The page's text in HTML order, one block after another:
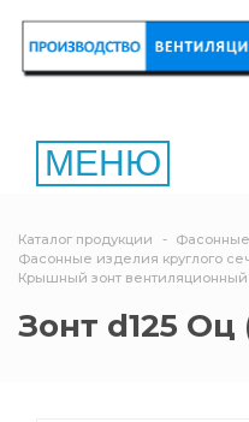
МЕНЮ
Каталог продукции
Фасонные изделия круглого
Крышный зонт вентиляционный
Зонт d125 Оц